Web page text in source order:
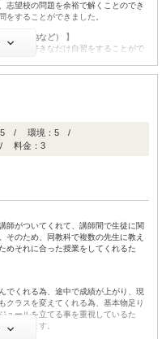
志望校の問題を余裕で解くことのでき
をすることができました。
安、立地など） 】
つでも好きなだけ自習をすることがで
ことなく講師室に行けばいつでも先生
すが、授業の組み合わせや選択する
。したがって、入塾される際は面談
良いと思います。
談がしやすく、安心して勉強ができま
学のお話を聞くことができるので、モ
不適切な口コミを報告する
5 / 環境：5 /
/ 料金：3
師がついてくれて、講師間で生徒に関
そのため、同教科で複数の先生に教え
めそれに合った授業をしてくれるた
でくれる為、途中で成績が上がり、現
クラスを変えてくれる為、基本物足り
ュールを立てる事を重視しているた
けられます。